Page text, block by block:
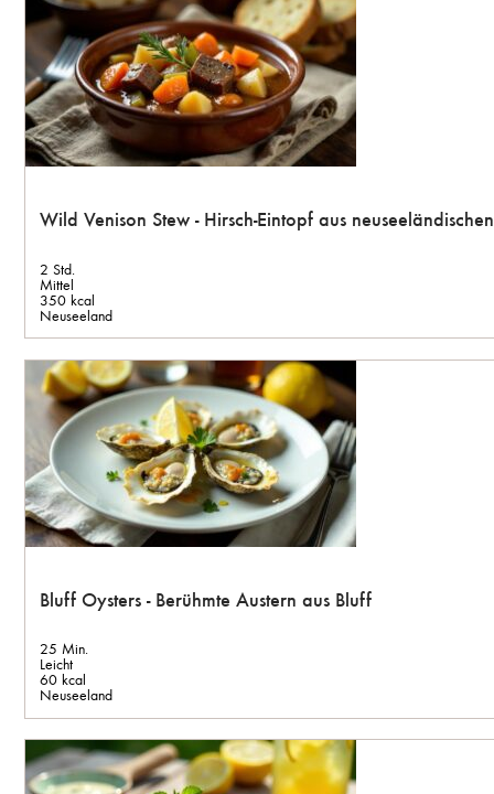
Wild Venison Stew - Hirsch-Eintopf aus
2 Std.
Mittel
350 kcal
Neuseeland
Bluff Oysters - Berühmte Austern aus Bluff
25 Min.
Leicht
60 kcal
Neuseeland